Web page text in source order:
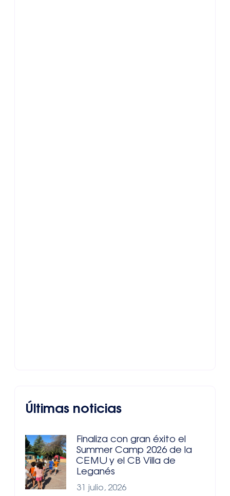
Últimas noticias
Finaliza con gran éxito el
Summer Camp 2026 de la
CEMU y el CB Villa de
Leganés
31 julio, 2026